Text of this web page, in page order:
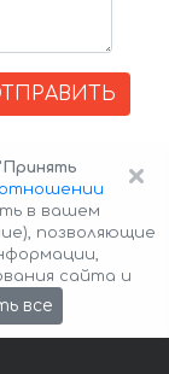
Cookie Policy
×
отношении
в вашем
позволяющие
сайта и
все